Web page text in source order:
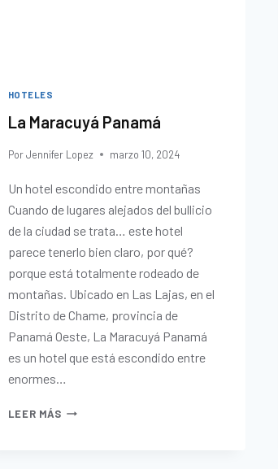
HOTELES
La Maracuyá Panamá
Por Jennifer Lopez marzo 10, 2024
Un hotel escondido entre montañas
Cuando de lugares alejados del bullicio
de la ciudad se trata… este hotel
parece tenerlo bien claro, por qué?
porque está totalmente rodeado de
montañas. Ubicado en Las Lajas, en el
Distrito de Chame, provincia de
Panamá Oeste, La Maracuyá Panamá
es un hotel que está escondido entre
enormes…
LEER MÁS